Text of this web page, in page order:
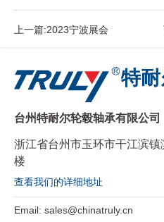
上一篇:2023宁波展会
特
台州特耐尔轮毂轴承有限公司
浙江省台州市玉环市干江滨
楼
查看我们的详细地址
Email: sales@chinatruly.cn